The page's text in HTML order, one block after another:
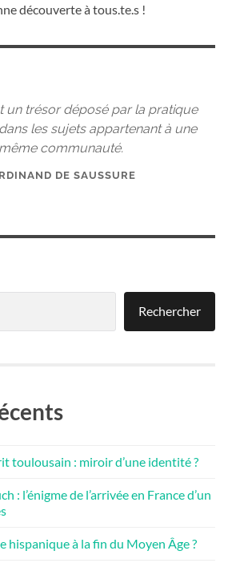
découverte à tous.te.s !
un trésor déposé par la pratique
les sujets appartenant à une
même communauté.
DE SAUSSURE
Rechercher
toulousain : miroir d’une identité ?
: l’énigme de l’arrivée en France d’un
hispanique à la fin du Moyen Âge ?